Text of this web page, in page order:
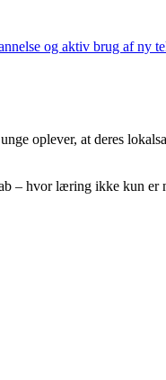
og aktiv brug af ny
oplever, at deres
– hvor læring ikke kun er